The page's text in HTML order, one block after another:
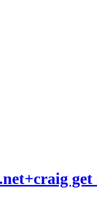
get